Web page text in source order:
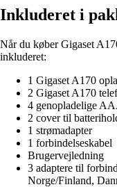
Inkluderet i
Når du køber Gigaset
inkluderet:
1 Gigaset A170
2 Gigaset A170
4 genopladelige
2 cover til
1 strømadapter
1 forbindelseskabel
Brugervejledning
3 adaptere til
Norge/Finland,